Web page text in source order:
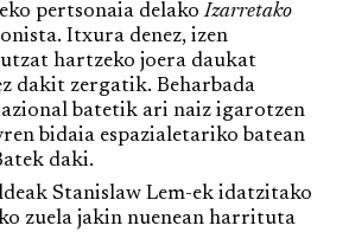
pertsonaia delakoIzarretako
Itxura denez, izen
hartzeko joera daukat
dakit zergatik. Beharbada
batetik ari naiz igarotzen
bidaia espazialetariko batean
daki.
Stanislaw Lem-ek idatzitako
zuela jakin nuenean harrituta